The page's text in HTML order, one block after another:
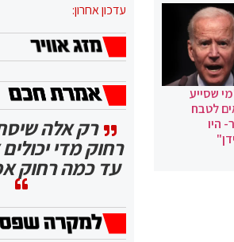
שסייע
לטבח
היו
עדכון אחרון:
רק אלה
רחוק מדי
עד כמה רחוק